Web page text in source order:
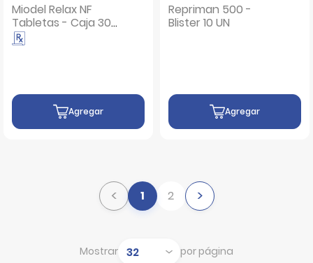
Miodel Relax NF
Tabletas - Caja 30
UN
Agregar
Repriman 500 -
Blister 10 UN
Agregar
< 1 2 >
Mostrar Mostrarpor página